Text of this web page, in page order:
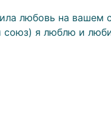
любовь на вашем
я люблю и